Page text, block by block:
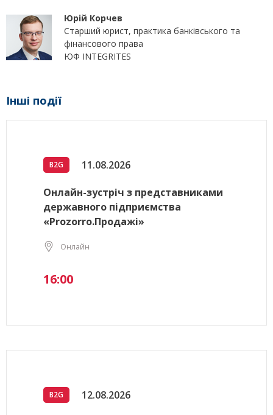
Юрій Корчев
Старший юрист, практика банківського та
фінансового права
ЮФ INTEGRITES
Інші події
B2G 11.08.2026
Онлайн-зустріч з представниками
державного підприємства
«Prozorro.Продажі»
Онлайн
16:00
B2G 12.08.2026